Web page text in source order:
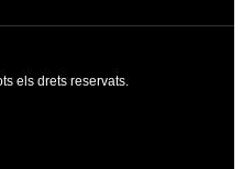
els drets reservats.